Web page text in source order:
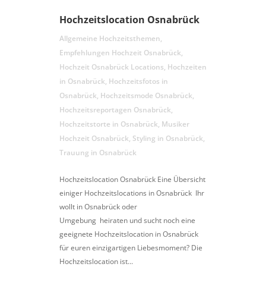
Hochzeitslocation Osnabrück
Allgemeine Hochzeitsthemen,
Empfehlungen Hochzeit Osnabrück,
Hochzeit Osnabrück Locations, Hochzeiten
in Osnabrück, Hochzeitsfotos in
Osnabrück, Hochzeitsmode Osnabrück,
Hochzeitsreportagen Osnabrück,
Hochzeitstorte in Osnabrück, Musiker
Hochzeit Osnabrück, Styling in Osnabrück,
Trauung in Osnabrück
Hochzeitslocation Osnabrück Eine Übersicht
einiger Hochzeitslocations in Osnabrück Ihr
wollt in Osnabrück oder
Umgebung heiraten und sucht noch eine
geeignete Hochzeitslocation in Osnabrück
für euren einzigartigen Liebesmoment? Die
Hochzeitslocation ist...